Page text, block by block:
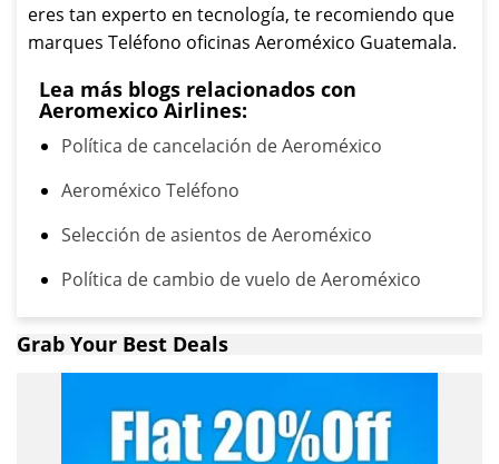
eres tan experto en tecnología, te recomiendo que
marques Teléfono oficinas Aeroméxico Guatemala.
Lea más blogs relacionados con
Aeromexico Airlines:
Política de cancelación de Aeroméxico
Aeroméxico Teléfono
Selección de asientos de Aeroméxico
Política de cambio de vuelo de Aeroméxico
Grab Your Best Deals